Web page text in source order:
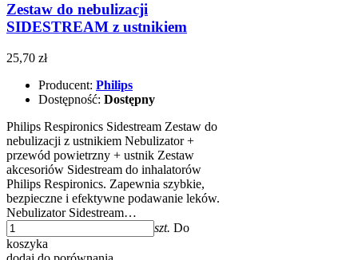
Zestaw do nebulizacji
SIDESTREAM z ustnikiem
25,70 zł
Producent: Philips
Dostępność: Dostępny
Philips Respironics Sidestream Zestaw do
nebulizacji z ustnikiem Nebulizator +
przewód powietrzny + ustnik Zestaw
akcesoriów Sidestream do inhalatorów
Philips Respironics. Zapewnia szybkie,
bezpieczne i efektywne podawanie leków.
Nebulizator Sidestream…
szt. Do
koszyka